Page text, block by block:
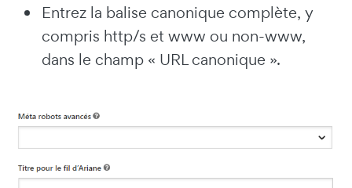
Entrez la balise canonique complète, y
compris http/s et www ou non-www,
dans le champ « URL canonique ».